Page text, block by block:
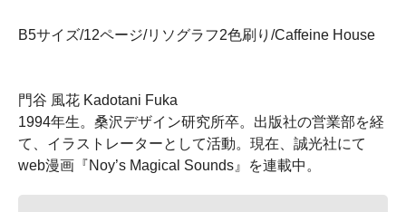
B5サイズ/12ページ/リソグラフ2色刷り/Caffeine House
門谷 風花 Kadotani Fuka
1994年生。桑沢デザイン研究所卒。出版社の営業部を経
て、イラストレーターとして活動。現在、誠光社にて
web漫画『Noy’s Magical Sounds』を連載中。